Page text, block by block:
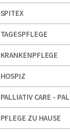
SPITEX
TAGESPFLEGE
KRANKENPFLEGE
HOSPIZ
PALLIATIV CARE -
PFLEGE ZU HAUSE